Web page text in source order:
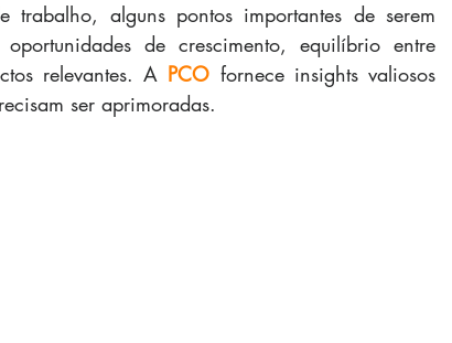
alguns pontos importantes de serem
de crescimento, equilíbrio entre
relevantes. A PCO fornece insights valiosos
ser aprimoradas.